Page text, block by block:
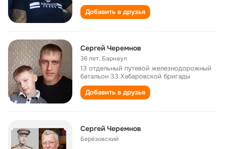
Добавить в друзья
Сергей Черемнов
36 лет, Барнаул
13 отдельный путевой железнодорожный
батальон 33 Хабаровской бригады
Добавить в друзья
Cергей Черемнов
Берёзовский